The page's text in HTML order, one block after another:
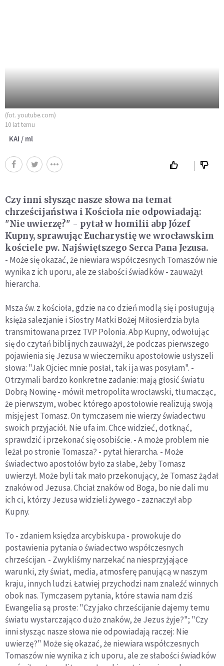
(fot. youtube.com)
10 lat temu
KAI / ml
Czy inni słysząc nasze słowa na temat
chrześcijaństwa i Kościoła nie odpowiadają:
"Nie uwierzę?" - pytał w homilii abp Józef
Kupny, sprawując Eucharystię we wrocławskim
kościele pw. Najświętszego Serca Pana Jezusa.
- Może się okazać, że niewiara współczesnych Tomaszów nie
wynika z ich uporu, ale ze słabości świadków - zauważył
hierarcha.
Msza św. z kościoła, gdzie na co dzień modlą się i posługują
księża salezjanie i Siostry Matki Bożej Miłosierdzia była
transmitowana przez TVP Polonia. Abp Kupny, odwołując
się do czytań biblijnych zauważył, że podczas pierwszego
pojawienia się Jezusa w wieczerniku apostołowie usłyszeli
słowa: "Jak Ojciec mnie posłał, tak i ja was posyłam". -
Otrzymali bardzo konkretne zadanie: mają głosić światu
Dobrą Nowinę - mówił metropolita wrocławski, tłumacząc,
że pierwszym, wobec którego apostołowie realizują swoją
misję jest Tomasz. On tymczasem nie wierzy świadectwu
swoich przyjaciół. Nie ufa im. Chce widzieć, dotknąć,
sprawdzić i przekonać się osobiście. - A może problem nie
leżał po stronie Tomasza? - pytał hierarcha. - Może
świadectwo apostołów było za słabe, żeby Tomasz
uwierzył. Może byli tak mało przekonujący, że Tomasz żądał
znaków od Jezusa. Chciał znaków od Boga, bo nie dali mu
ich ci, którzy Jezusa widzieli żywego - zaznaczył abp
Kupny.
To - zdaniem księdza arcybiskupa - prowokuje do
postawienia pytania o świadectwo współczesnych
chrześcijan. - Zwykliśmy narzekać na niesprzyjające
warunki, zły świat, media, atmosferę panującą w naszym
kraju, innych ludzi. Łatwiej przychodzi nam znaleźć winnych
obok nas. Tymczasem pytania, które stawia nam dziś
Ewangelia są proste: "Czy jako chrześcijanie dajemy temu
światu wystarczająco dużo znaków, że Jezus żyje?"; "Czy
inni słysząc nasze słowa nie odpowiadają raczej: Nie
uwierzę?" Może się okazać, że niewiara współczesnych
Tomaszów nie wynika z ich uporu, ale ze słabości świadków